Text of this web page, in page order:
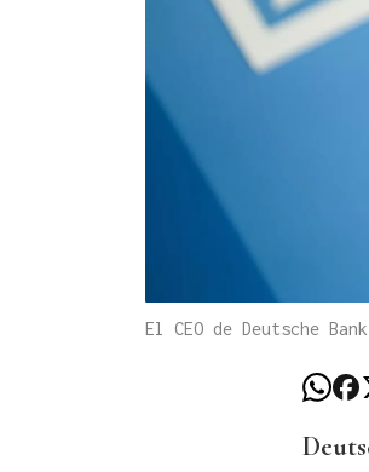
El CEO de Deutsche